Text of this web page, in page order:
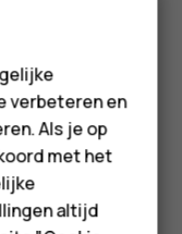
wet- en
op internet
delen via
verbeteren en
Als je op
met het
altijd